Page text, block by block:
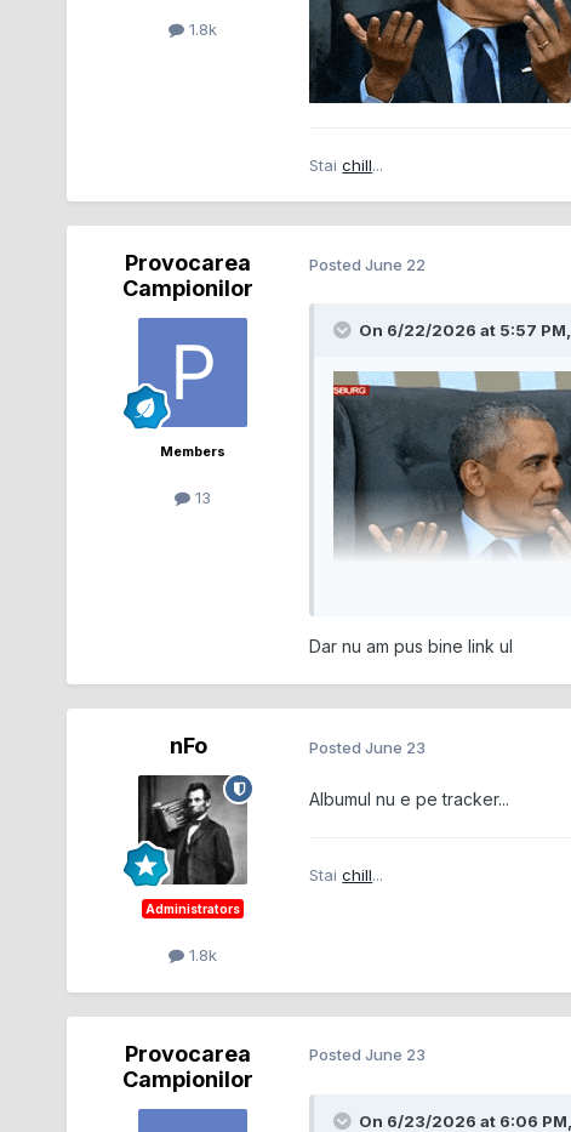
1.8k
Staichill...
Provocarea
Campionilor
Members
13
PostedJune 22
On 6/22/2026 at 5:57 PM,
Dar nu am pus bine link ul
nFo
Administrators
1.8k
PostedJune 23
Albumul nu e pe tracker...
Staichill...
Provocarea
Campionilor
PostedJune 23
On 6/23/2026 at 6:06 PM,